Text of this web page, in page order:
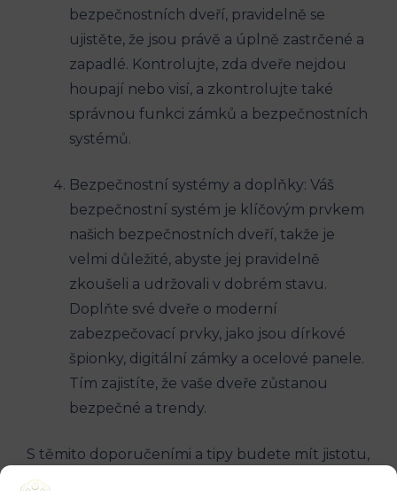
bezpečnostních dveří, pravidelně se
ujistěte, že jsou právě a úplně zastrčené a
zapadlé. Kontrolujte, zda dveře nejdou
houpají nebo visí, a zkontrolujte také
správnou funkci zámků a bezpečnostních
systémů.
Bezpečnostní systémy a doplňky: Váš
bezpečnostní systém je klíčovým prvkem
našich bezpečnostních dveří, takže je
velmi důležité, abyste jej pravidelně
zkoušeli a udržovali v dobrém stavu.
Doplňte své dveře o moderní
zabezpečovací prvky, jako jsou dírkové
špionky, digitální zámky a ocelové panele.
Tím zajistíte, že vaše dveře zůstanou
bezpečné a trendy.
S těmito doporučeními a tipy budete mít jistotu,
že vaše vchodové bezpečnostní dveře do bytu